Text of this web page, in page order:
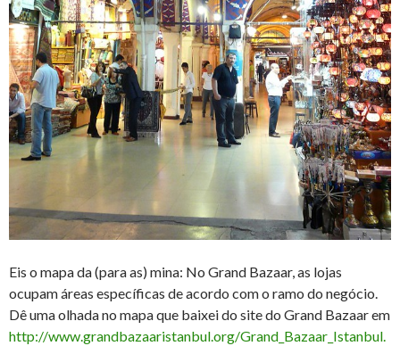
Eis o mapa da (para as) mina: No Grand Bazaar, as lojas
ocupam áreas específicas de acordo com o ramo do negócio.
Dê uma olhada no mapa que baixei do site do Grand Bazaar em
http://www.grandbazaaristanbul.org/Grand_Bazaar_Istanbul.